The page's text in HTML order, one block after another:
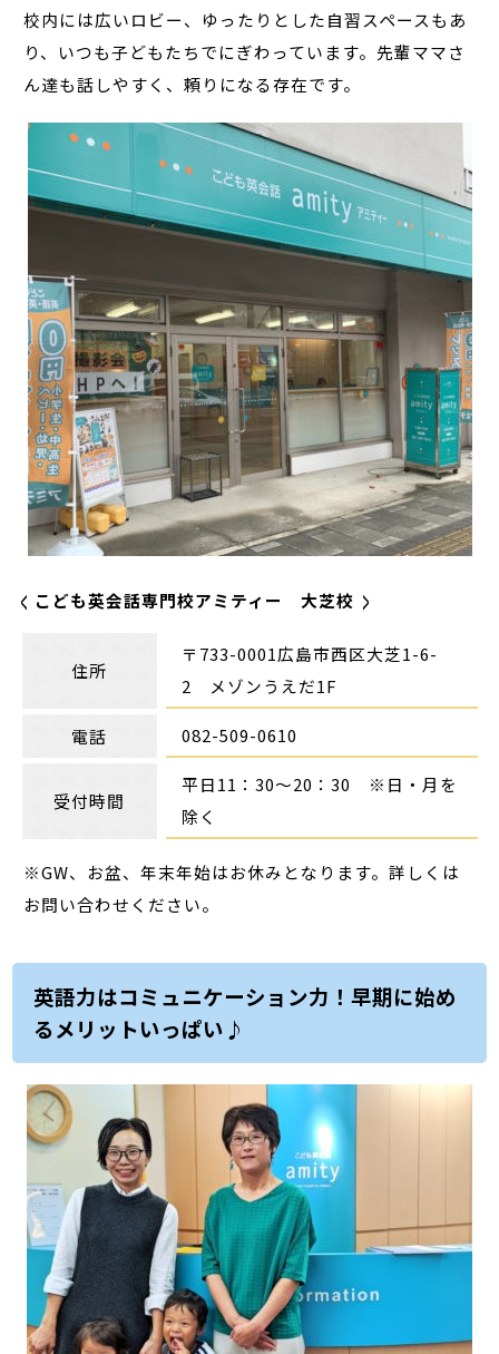
校内には広いロビー、ゆったりとした自習スペースもあ
り、いつも子どもたちでにぎわっています。先輩ママさ
ん達も話しやすく、頼りになる存在です。
こども英会話専門校アミティー 大芝校
住所
〒733-0001広島市西区大芝1-6-
2 メゾンうえだ1F
電話 082-509-0610
受付時間
平日11：30～20：30 ※日・月を
除く
※GW、お盆、年末年始はお休みとなります。詳しくは
お問い合わせください。
英語力はコミュニケーション力！早期に始め
るメリットいっぱい♪